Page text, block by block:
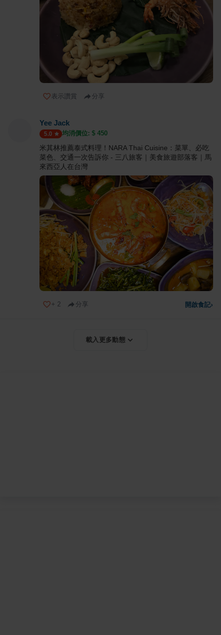
表示讚賞 分享
Yee Jack
5.0 均消價位: $ 450
米其林推薦泰式料理！NARA Thai Cuisine：菜單、必吃
菜色、交通一次告訴你 - 三八旅客｜美食旅遊部落客｜馬
來西亞人在台灣
+ 2 分享 開啟食記›
載入更多動態